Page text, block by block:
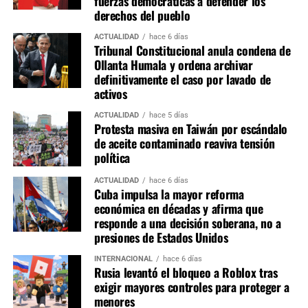
control penitenciario, podría configurarse una infracción
independencia y exclusividad en el ejercicio de funciones
públicas.
En un contexto de profunda crisis institucional —
marcado por la sucesión presidencial acelerada, la
persistencia de la violencia y el sicariato en Lima y otras
ciudades, y la baja aprobación del Ejecutivo—, el empleo
de temas penitenciarios como elemento de distracción
representa un retroceso en el Estado de derecho. La
Constitución obliga al Estado a promover el bienestar
general fundado en la justicia (artículo 44), no en
maniobras que profundicen la desconfianza ciudadana
hacia las instituciones. El Poder Judicial y el Tribunal
Constitucional han sostenido en reiterada jurisprudencia
que cualquier intromisión en competencias ajenas altera
el equilibrio de poderes; por ello, resulta indispensable
derechos del pueblo
ACTUALIDAD hace 6 días
Tribunal Constitucional anula condena de
Ollanta Humala y ordena archivar
definitivamente el caso por lavado de
activos
ACTUALIDAD hace 5 días
Protesta masiva en Taiwán por escándalo
de aceite contaminado reaviva tensión
política
ACTUALIDAD hace 6 días
Cuba impulsa la mayor reforma
económica en décadas y afirma que
responde a una decisión soberana, no a
presiones de Estados Unidos
INTERNACIONAL hace 6 días
Rusia levantó el bloqueo a Roblox tras
exigir mayores controles para proteger a
menores